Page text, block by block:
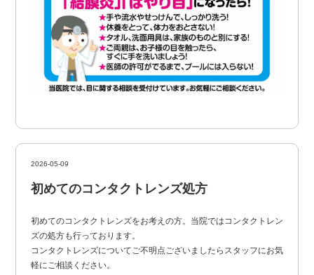
2026-05-09
初めてのコンタクトレンズ処方
初めてのコンタクトレンズをお考えの方。当院ではコンタクトレン
ズの処方も行っております。
コンタクトレンズについてご不明点ございましたらスタッフにお気
軽にご相談ください。